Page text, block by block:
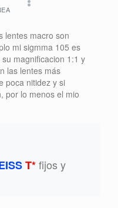
lentes macro son
mi sigmma 105 es
magnificacion 1:1 y
las lentes más
poca nitidez y si
por lo menos el mio
T*fijos y